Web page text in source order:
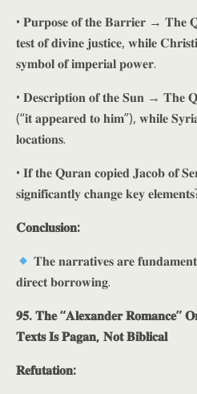
• 𝐏𝐮𝐫𝐩𝐨𝐬𝐞 𝐨𝐟 𝐭𝐡𝐞 𝐁𝐚𝐫𝐫𝐢𝐞𝐫 → 𝐓𝐡𝐞
𝐭𝐞𝐬𝐭 𝐨𝐟 𝐝𝐢𝐯𝐢𝐧𝐞 𝐣𝐮𝐬𝐭𝐢𝐜𝐞, 𝐰𝐡𝐢𝐥𝐞
𝐬𝐲𝐦𝐛𝐨𝐥 𝐨𝐟 𝐢𝐦𝐩𝐞𝐫𝐢𝐚𝐥 𝐩𝐨𝐰𝐞𝐫.
• 𝐃𝐞𝐬𝐜𝐫𝐢𝐩𝐭𝐢𝐨𝐧 𝐨𝐟 𝐭𝐡𝐞 𝐒𝐮𝐧 → 𝐓𝐡𝐞
(“𝐢𝐭 𝐚𝐩𝐩𝐞𝐚𝐫𝐞𝐝 𝐭𝐨 𝐡𝐢𝐦”), 𝐰𝐡𝐢𝐥𝐞
𝐥𝐨𝐜𝐚𝐭𝐢𝐨𝐧𝐬.
• 𝐈𝐟 𝐭𝐡𝐞 𝐐𝐮𝐫𝐚𝐧 𝐜𝐨𝐩𝐢𝐞𝐝 𝐉𝐚𝐜𝐨𝐛 𝐨𝐟
𝐬𝐢𝐠𝐧𝐢𝐟𝐢𝐜𝐚𝐧𝐭𝐥𝐲 𝐜𝐡𝐚𝐧𝐠𝐞 𝐤𝐞𝐲
𝐂𝐨𝐧𝐜𝐥𝐮𝐬𝐢𝐨𝐧:
𝐓𝐡𝐞 𝐧𝐚𝐫𝐫𝐚𝐭𝐢𝐯𝐞𝐬 𝐚𝐫𝐞
𝐝𝐢𝐫𝐞𝐜𝐭 𝐛𝐨𝐫𝐫𝐨𝐰𝐢𝐧𝐠.
𝟗𝟓. 𝐓𝐡𝐞 “𝐀𝐥𝐞𝐱𝐚𝐧𝐝𝐞𝐫 𝐑𝐨𝐦𝐚𝐧𝐜𝐞”
𝐓𝐞𝐱𝐭𝐬 𝐈𝐬 𝐏𝐚𝐠𝐚𝐧, 𝐍𝐨𝐭 𝐁𝐢𝐛𝐥𝐢𝐜𝐚𝐥
𝐑𝐞𝐟𝐮𝐭𝐚𝐭𝐢𝐨𝐧: